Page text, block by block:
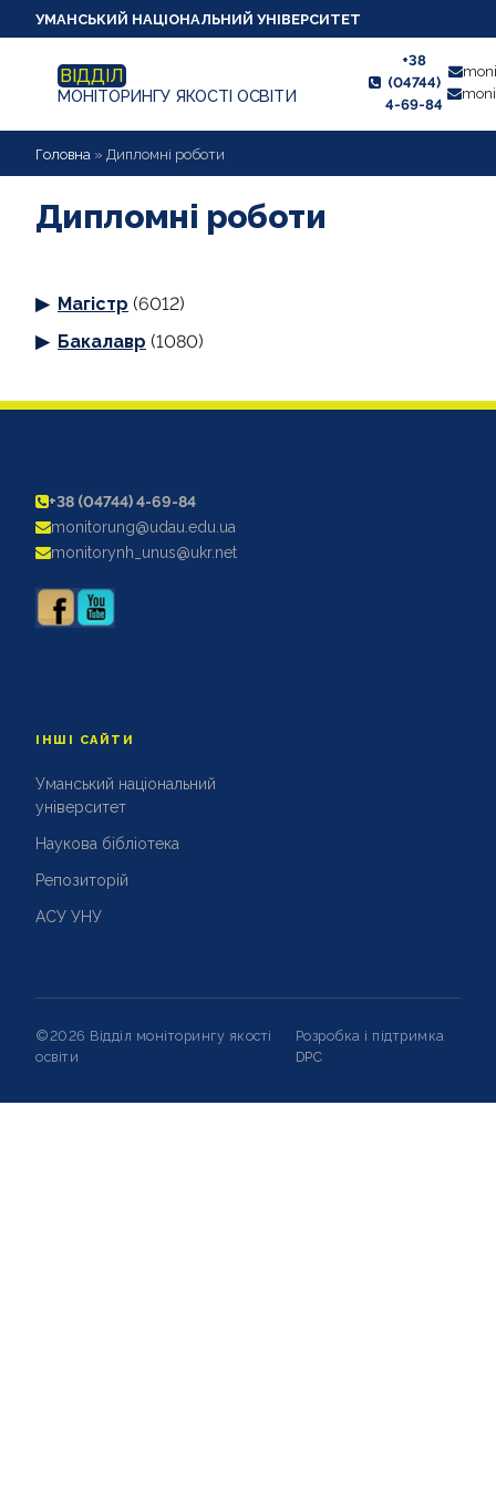
УМАНСЬКИЙ НАЦІОНАЛЬНИЙ УНІВЕРСИТЕТ
ВІДДІЛ
МОНІТОРИНГУ ЯКОСТІ ОСВІТИ
+38
(04744)
4-69-84
НОВИНИ
ПРО ВІДДІЛ
ВИКЛАДАЧУ
АНКЕТУВАННЯ
ДИПЛОМНІ РОБОТИ
АКРЕДИТАЦІЙНІ ЕКСПЕРТИЗИ
АКАДЕМІЧНА ДОБРОЧЕСНІСТЬ
Головна » Дипломні роботи
Дипломні роботи
Магістр (6012)
Бакалавр (1080)
+38 (04744) 4-69-84
monitorung@udau.edu.ua
monitorynh_unus@ukr.net
ІНШІ САЙТИ
Уманський національний
університет
Наукова бібліотека
Репозиторій
АСУ УНУ
©2026 Відділ моніторингу якості
освіти
Розробка і підтримка
DPC